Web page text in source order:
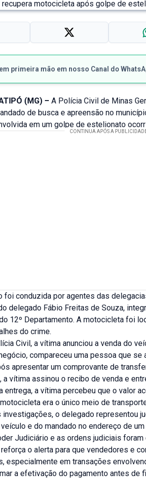
primeira mão em nosso Canal do
(MG) – A Polícia Civil de Minas
de busca e apreensão no
em um golpe de estelionato
foi conduzida por agentes das
delegado Fábio Freitas de Souza,
12º Departamento. A motocicleta foi
do crime.
Civil, a vítima anunciou a venda do
compareceu uma pessoa que
apresentar um comprovante de
vítima assinou o recibo de venda e
entrega, a vítima percebeu que o valor
era o único meio de
investigações, o delegado representou
e do mandado no endereço de
Judiciário e as ordens judiciais
o alerta para que vendedores e
especialmente em transações
a efetivação do pagamento antes de